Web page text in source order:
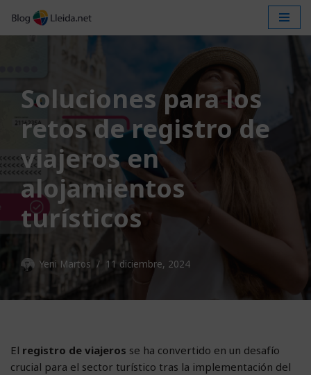
Saltar
Soluciones para los
retos de registro de
viajeros en
alojamientos
turísticos
Yeni Martos 11 diciembre, 2024
El registro de viajeros se ha convertido en un desafío
crucial para el sector turístico tras la implementación del